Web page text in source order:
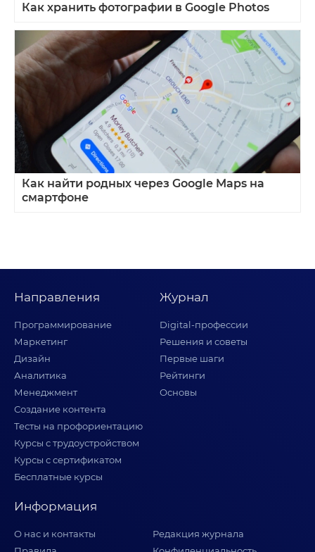
Как хранить фотографии в Google Photos
Как найти родных через Google Maps на
смартфоне
Направления
Программирование
Маркетинг
Дизайн
Аналитика
Менеджмент
Создание контента
Тесты на профориентацию
Курсы с трудоустройством
Курсы с сертификатом
Бесплатные курсы
Журнал
Digital-профессии
Решения и советы
Первые шаги
Рейтинги
Основы
Информация
О нас и контакты
Редакция журнала